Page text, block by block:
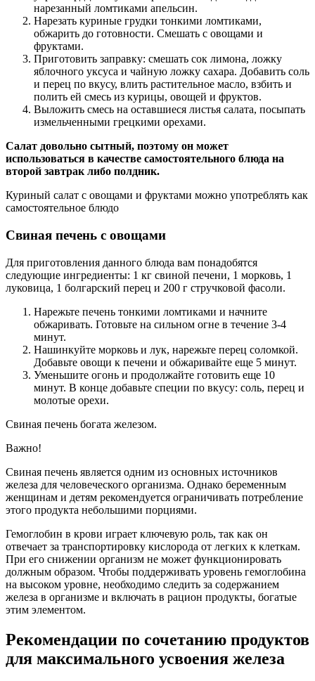
нарезанный ломтиками апельсин.
Нарезать куриные грудки тонкими ломтиками,
обжарить до готовности. Смешать с овощами и
фруктами.
Приготовить заправку: смешать сок лимона, ложку
яблочного уксуса и чайную ложку сахара. Добавить соль
и перец по вкусу, влить растительное масло, взбить и
полить ей смесь из курицы, овощей и фруктов.
Выложить смесь на оставшиеся листья салата, посыпать
измельченными грецкими орехами.
Салат довольно сытный, поэтому он может
использоваться в качестве самостоятельного блюда на
второй завтрак либо полдник.
Куриный салат с овощами и фруктами можно употреблять как
самостоятельное блюдо
Свиная печень с овощами
Для приготовления данного блюда вам понадобятся
следующие ингредиенты: 1 кг свиной печени, 1 морковь, 1
луковица, 1 болгарский перец и 200 г стручковой фасоли.
Нарежьте печень тонкими ломтиками и начните
обжаривать. Готовьте на сильном огне в течение 3-4
минут.
Нашинкуйте морковь и лук, нарежьте перец соломкой.
Добавьте овощи к печени и обжаривайте еще 5 минут.
Уменьшите огонь и продолжайте готовить еще 10
минут. В конце добавьте специи по вкусу: соль, перец и
молотые орехи.
Свиная печень богата железом.
Важно!
Свиная печень является одним из основных источников
железа для человеческого организма. Однако беременным
женщинам и детям рекомендуется ограничивать потребление
этого продукта небольшими порциями.
Гемоглобин в крови играет ключевую роль, так как он
отвечает за транспортировку кислорода от легких к клеткам.
При его снижении организм не может функционировать
должным образом. Чтобы поддерживать уровень гемоглобина
на высоком уровне, необходимо следить за содержанием
железа в организме и включать в рацион продукты, богатые
этим элементом.
Рекомендации по сочетанию продуктов
для максимального усвоения железа